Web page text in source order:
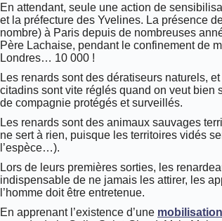
En attendant, seule une action de
et la préfecture des Yvelines. La présence
nombre) à Paris depuis de nombreuses
Père Lachaise, pendant le confinement de
Londres… 10 000 !
Les renards sont des dératiseurs naturels,
citadins sont vite réglés quand on veut bien
de compagnie protégés et surveillés.
Les renards sont des animaux sauvages
ne sert à rien, puisque les territoires vidés
l’espèce…).
Lors de leurs premières sorties, les
indispensable de ne jamais les attirer, les
l’homme doit être entretenue.
En apprenant l’existence d’une